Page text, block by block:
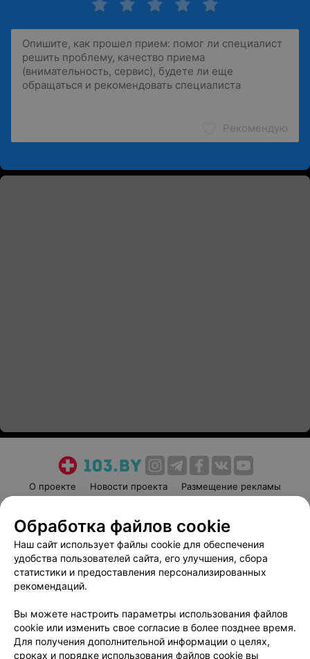
Рекомендую
О проекте Новости проекта
Размещение рекламы
Пользовательское соглашение
Способы оплаты
Вакансии
Партнеры
Написать руководителю 103.by
Обработка персональных данных
Обработка файлов cookie
Наш сайт использует файлы cookie для обеспечения
удобства пользователей сайта, его улучшения, сбора
статистики и предоставления персонализированных
рекомендаций.
Вы можете настроить параметры использования файлов
cookie или изменить свое согласие в более позднее время.
Для получения дополнительной информации о целях,
сроках и порядке использования файлов cookie вы